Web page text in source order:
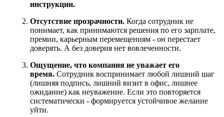
инструкции.
Отсутствие прозрачности. Когда сотрудник не
понимает, как принимаются решения по его зарплате,
премии, карьерным перемещениям - он перестает
доверять. А без доверия нет вовлеченности.
Ощущение, что компания не уважает его
время. Сотрудник воспринимает любой лишний шаг
(лишняя подпись, лишний визит в офис, лишнее
ожидание) как неуважение. Если это повторяется
систематически - формируется устойчивое желание
уйти.